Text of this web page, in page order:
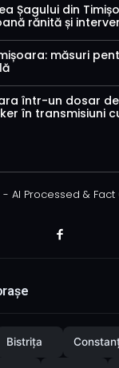
Șagului din
rănită și
măsuri
într-un dosar de
în transmisiuni
AI Processed &
Bistrița